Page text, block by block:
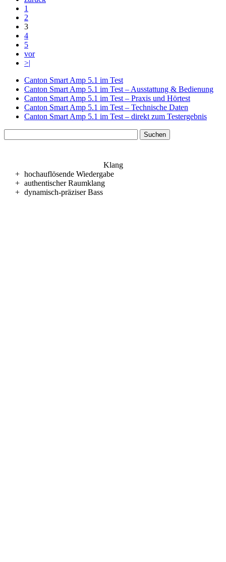
1
2
3
4
5
vor
>|
Canton Smart Amp 5.1 im Test
Canton Smart Amp 5.1 im Test – Ausstattung & Bedienung
Canton Smart Amp 5.1 im Test – Praxis und Hörtest
Canton Smart Amp 5.1 im Test – Technische Daten
Canton Smart Amp 5.1 im Test – direkt zum Testergebnis
Klang
+ hochauflösende Wiedergabe
+ authentischer Raumklang
+ dynamisch-präziser Bass